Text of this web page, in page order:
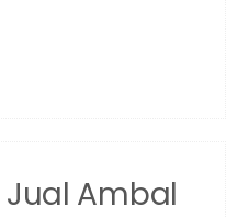
Ambal